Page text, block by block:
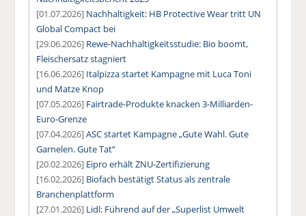
[01.07.2026] Nachhaltigkeit: HB Protective Wear tritt UN
Global Compact bei
[29.06.2026] Rewe-Nachhaltigkeitsstudie: Bio boomt,
Fleischersatz stagniert
[16.06.2026] Italpizza startet Kampagne mit Luca Toni
und Matze Knop
[07.05.2026] Fairtrade-Produkte knacken 3-Milliarden-
Euro-Grenze
[07.04.2026]ASC startet Kampagne „Gute Wahl. Gute
Garnelen. Gute Tat“
[20.02.2026] Eipro erhält ZNU-Zertifizierung
[16.02.2026] Biofach bestätigt Status als zentrale
Branchenplattform
[27.01.2026] Lidl: Führend auf der „Superlist Umwelt